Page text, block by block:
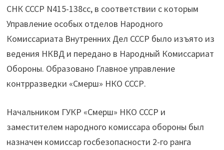
СНК СССР N415-138сс, в соответствии с которым
Управление особых отделов Народного
Комиссариата Внутренних Дел СССР было изъято из
ведения НКВД и передано в Народный Комиссариат
Обороны. Образовано Главное управление
контрразведки «Смерш» НКО СССР.
Начальником ГУКР «Смерш» НКО СССР и
заместителем народного комиссара обороны был
назначен комиссар госбезопасности 2-го ранга